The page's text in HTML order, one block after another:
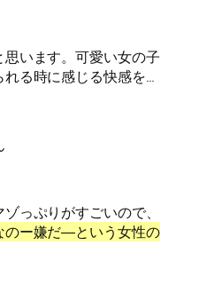
います。可愛い女の子
る時に感じる快感を…
っぷりがすごいので、
のー嫌だ―という女性の